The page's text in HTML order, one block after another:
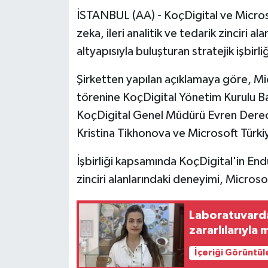
İSTANBUL (AA) - KoçDigital ve
zeka, ileri analitik ve tedarik zinciri
altyapısıyla buluşturan stratejik
Şirketten yapılan açıklamaya göre,
törenine KoçDigital Yönetim Kurulu
KoçDigital Genel Müdürü Evren
Kristina Tikhonova ve Microsoft
İşbirliği kapsamında KoçDigital'in
zinciri alanlarındaki deneyimi,
zararlılarıyla
İçeriği